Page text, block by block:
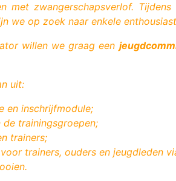
met zwangerschapsverlof. Tijdens
we op zoek naar enkele
willen we graag een
uit:
en inschrijfmodule;
trainingsgroepen;
trainers;
trainers, ouders en jeugdleden